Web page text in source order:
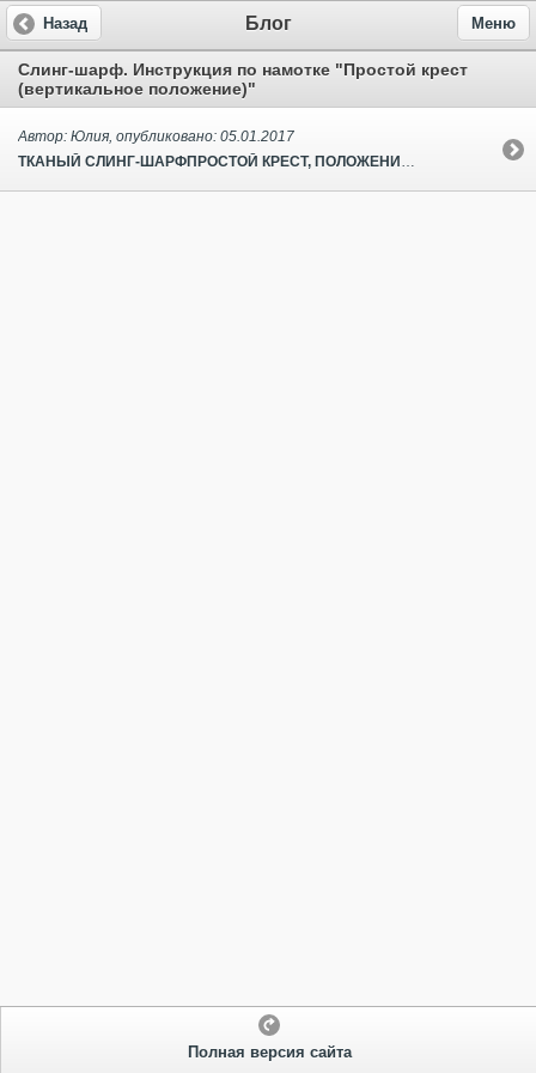
Блог
Назад Меню
Слинг-шарф. Инструкция по намотке "Простой крест
(вертикальное положение)"
Автор: Юлия, опубликовано: 05.01.2017
ТКАНЫЙ СЛИНГ-ШАРФПРОСТОЙ КРЕСТ, ПОЛОЖЕНИЕ ВЕРТИКАЛЬНО Намотка «Простой крест» подходит для тканого слинга-шарфа длиной от 3,70 м. Размер шарфа зависит от роста и размера одежды носящего, а также толщины шарфа. В «Простом кресте» рекомендуется носить ребёнка, уверенно держащего голову и в положении лёжа на животе приподнимающегося на локтях (в большинстве случаев это возраст 3–4 месяца). Шаг 1. Найдите середину шарфа, возьмите шарф за верхний край и приложите его серединой к пояснице. Шаг 2. Соберите ткань гармошкой. Шаг 3. Держите собранные полотнища в одной руке, натяните их по пояснице и запомните ощущение. Такое натяжение вы должны все время ощущать во время намотки и по её окончании. Шаг 4. Забросьте собранные полотнища поочередно на одно плечо… Шаг 5. … и на второе. Шаг 6. Натяните слинг по пояснице и отмерьте глубину креста, в котором будет размещаться ребенок: до выступающих тазовых косточек (подвздошного гребня) или чуть выше, в зависимости от ваших индивидуальных особенностей. Шаг 7. Найдите за спиной края полотнищ, ближние к шее. Возьмитесь за них и перекрестите полотнища без перекрутов. Шаг 8. Соберите полотнища гармошкой. Шаг 9. Проденьте собранные полотнища под ткань на талии. Шаг 10. Завяжите временный одинарный узел спереди. Еще раз проверьте глубину креста. Вытяните всю ткань вперёд и почувствуйте натяжение...
Полная версия сайта